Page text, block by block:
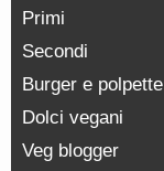
Primi
Secondi
Burger e polpette
Dolci vegani
Veg blogger